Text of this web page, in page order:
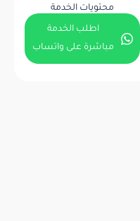
محتويات الخدمة
اطلب الخدمة
مباشرة على واتساب